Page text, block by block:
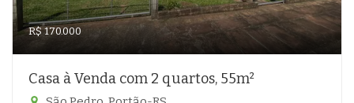
R$ 170.000
Casa à Venda com 2 quartos, 55m²